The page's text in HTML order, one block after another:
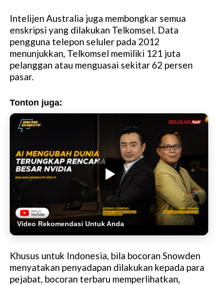
Intelijen Australia juga membongkar semua
enskripsi yang dilakukan Telkomsel. Data
pengguna telepon seluler pada 2012
menunjukkan, Telkomsel memiliki 121 juta
pelanggan atau menguasai sekitar 62 persen
pasar.
Tonton juga:
Video Rekomendasi Untuk Anda
Khusus untuk Indonesia, bila bocoran Snowden
menyatakan penyadapan dilakukan kepada para
pejabat, bocoran terbaru memperlihatkan,